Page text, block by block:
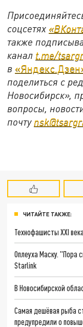
соцсетях
также
канал t.me/
в
поделиться с
Новосибирск»,
вопросы,
почту
ЧИТАЙТЕ ТАКЖЕ:
Технофашисты XXI века
Оплеуха Маску. "Пора
Starlink
В Новосибирской
Самая дешёвая рыба
предупредили о